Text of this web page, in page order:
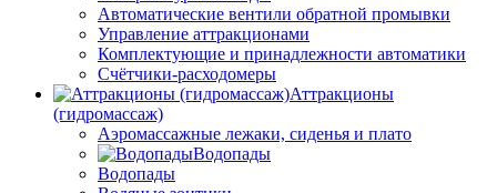
Автоматические вентили обратной промывки
Управление аттракционами
Комплектующие и принадлежности автоматики
Счётчики-расходомеры
Аттракционы
(гидромассаж)
Аэромассажные лежаки, сиденья и плато
Водопады
Водопады